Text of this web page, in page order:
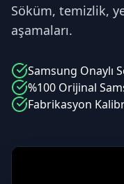
Söküm, temizlik,
aşamaları.
Samsung Onaylı
%100 Orijinal
Fabrikasyon